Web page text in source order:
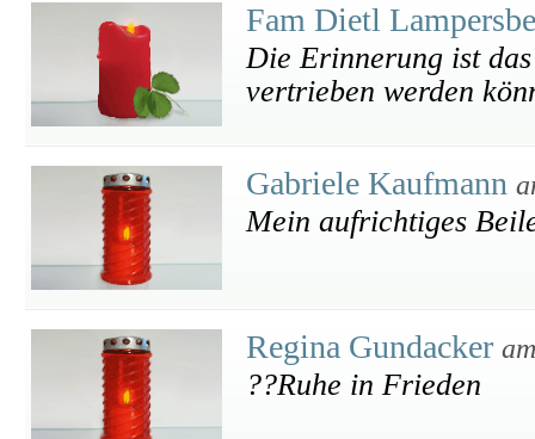
Fam Dietl
Die Erinnerung ist
vertrieben werden
Gabriele Kaufmann
Mein aufrichtiges
Regina Gundacker
??Ruhe in Frieden